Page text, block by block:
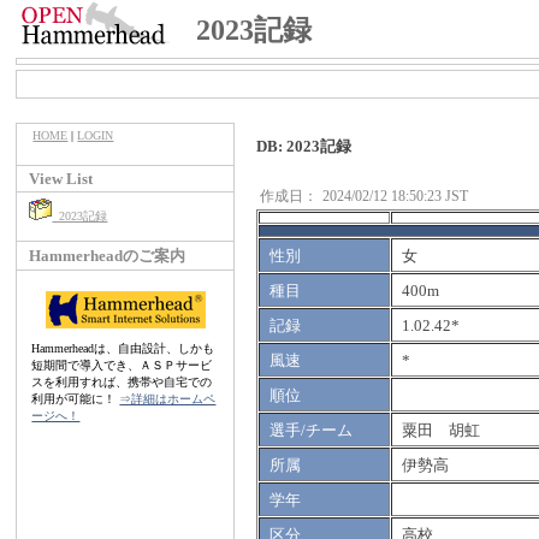
2023記録
HOME |LOGIN
View List
2023記録
Hammerheadのご案内
Hammerheadは、自由設計、しかも
短期間で導入でき、ＡＳＰサービ
スを利用すれば、携帯や自宅での
利用が可能に！ ⇒詳細はホームペ
ージへ！
DB: 2023記録
作成日： 2024/02/12 18:50:23 JST
性別
女
種目
400m
記録
1.02.42*
風速
*
順位
選手/チーム
粟田 胡虹
所属
伊勢高
学年
区分
高校